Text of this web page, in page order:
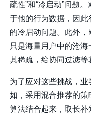
疏性”和“冷启动”问题
于他的行为数据，因此
的冷启动问题。此外
只是海量用户中的沧
其稀疏，给协同过滤等
为了应对这些挑战，业
如，采用混合推荐的策
算法结合起来，取长补